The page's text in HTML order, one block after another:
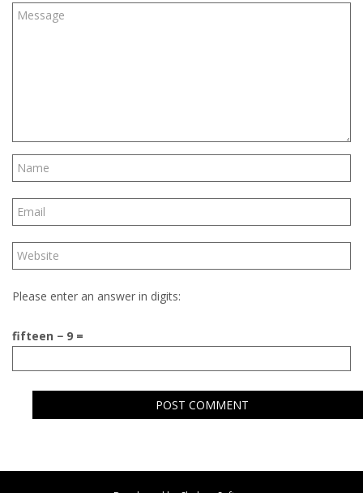
Please enter an answer in digits:
fifteen − 9 =